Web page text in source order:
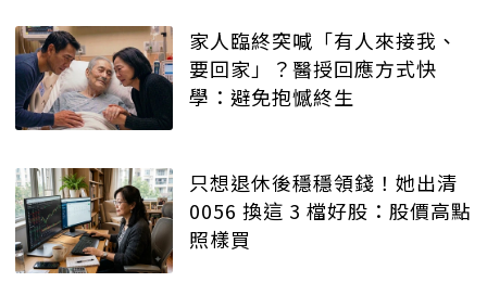
家人臨終突喊「有人來接我、
要回家」？醫授回應方式快
學：避免抱憾終生
只想退休後穩穩領錢！她出清
0056 換這 3 檔好股：股價高點
照樣買